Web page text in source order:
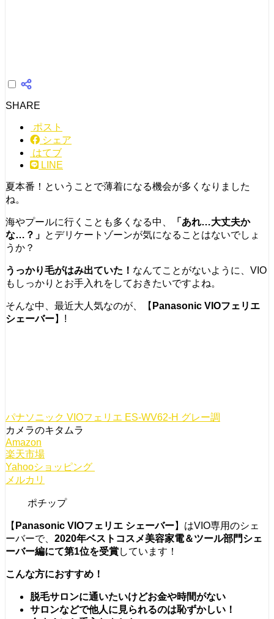
SHARE
ポスト
シェア
はてブ
LINE
夏本番！ということで薄着になる機会が多くなりました
ね。
海やプールに行くことも多くなる中、
「あれ…大丈夫か
な…？」 とデリケートゾーンが気になることはないでしょ
うか？
うっかり毛がはみ出ていた！ なんてことがないように、VIO
もしっかりとお手入れをしておきたいですよね。
そんな中、最近大人気なのが、【 Panasonic VIOフェリエ
シェーバー】!
パナソニック VIOフェリエ ES-WV62-H グレー調
カメラのキタムラ
Amazon
楽天市場
Yahooショッピング
メルカリ
ポチップ
【 Panasonic VIOフェリエ シェーバー】はVIO専用のシェ
ーバーで、 2020年ベストコスメ美容家電＆ツール部門シェ
ーバー編にて第1位を受賞しています！
こんな方におすすめ！
脱毛サロンに通いたいけどお金や時間がない
サロンなどで他人に見られるのは恥ずかしい！